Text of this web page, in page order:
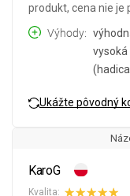
produkt, cena nie je
Výhody
vysoká
Ukážte pôvodný
KaroG
Kvalita: